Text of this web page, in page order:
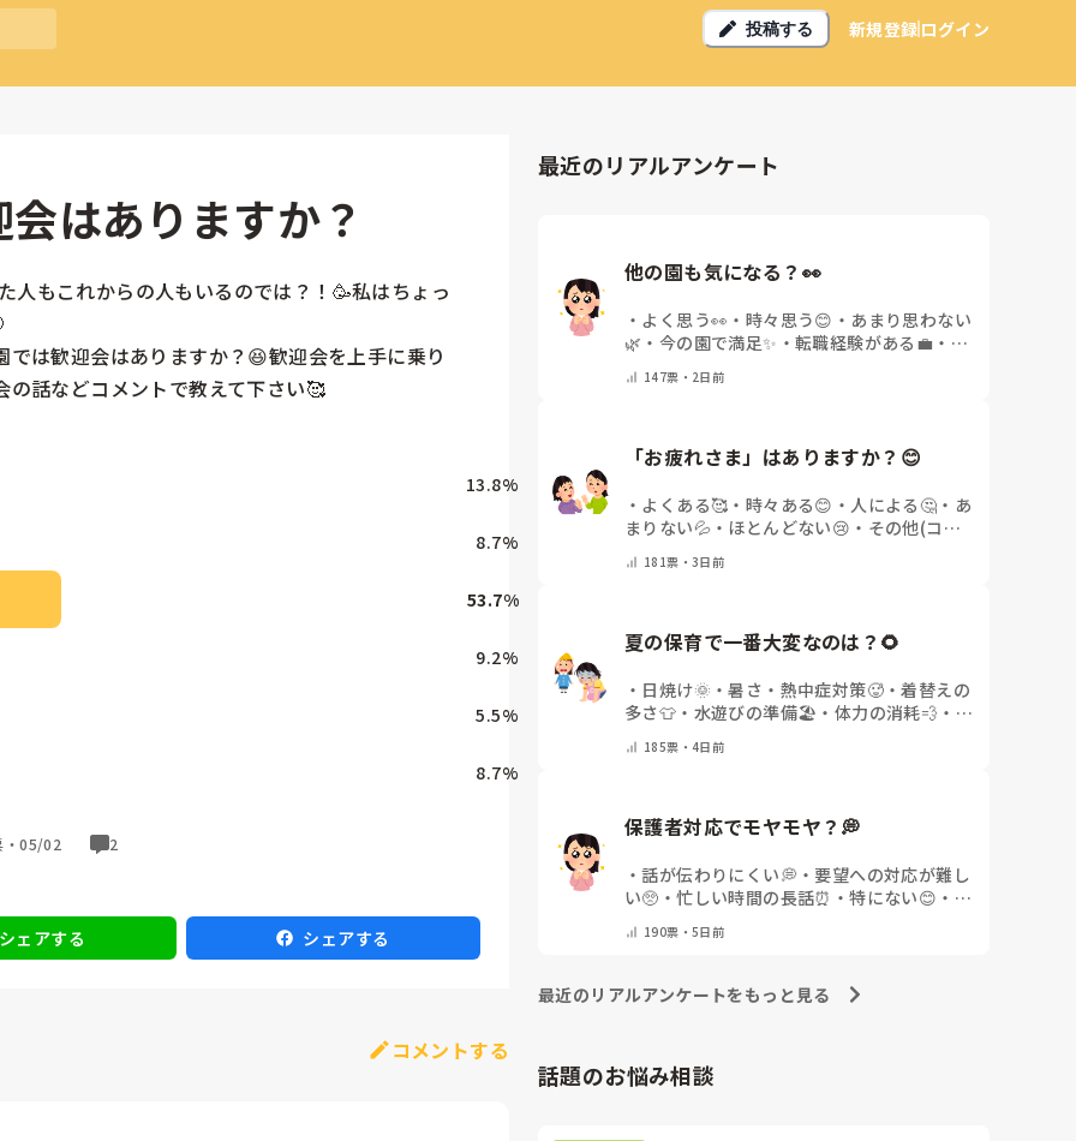
投稿する 新規登録ログイン
はありますか？
人もこれからの人もいるのでは？！🥳私はちょっ
は歓迎会はありますか？😆歓迎会を上手に乗り
話などコメントで教えて下さい🥰
13.8%
8.7%
53.7%
9.2%
5.5%
8.7%
・05/02 2
シェアする シェアする
コメントする
最近のリアルアンケート
他の園も気になる？👀
・ よく思う👀 ・ 時々思う😊 ・ あまり思わない
🌿 ・ 今の園で満足✨ ・ 転職経験がある💼 ・ そ
147票・ 2日前
「お疲れさま」はありますか？😊
・ よくある🥰 ・ 時々ある😊 ・ 人による🤔 ・ あ
まりない💦 ・ ほとんどない😢 ・ その他(コメ
181票・3日前
夏の保育で一番大変なのは？🌻
・ 日焼け🌞 ・暑さ・熱中症対策🥵・着替えの
多さ👕 ・ 水遊びの準備🏖️ ・ 体力の消耗💨 ・ そ
185票・4日前
保護者対応でモヤモヤ？💭
・話が伝わりにくい💭 ・ 要望への対応が難し
い🥺 ・忙しい時間の長話⏰ ・特にない😊 ・ 日
ください)
190票・5日前
最近のリアルアンケートをもっと見る
話題のお悩み相談